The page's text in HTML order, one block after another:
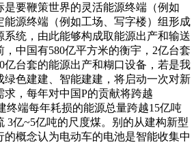
是要鞭策世界的灵活能源终端（例如
能源终端（例如工场、写字楼）组形成
系统，由此能够构成取能源出产和输送
中国有580亿平方米的衡宇，2亿台套
亿台套的能源出产和糊口设备，若是我
绿色建建、智能建建，将启动一次对新
，每年对中国P的贡献将跨越
终端每年耗损的能源总量跨越15亿吨
3亿~5亿吨的尺度煤。别的从建构新型
的概念认为电动车的电池是智能收集中